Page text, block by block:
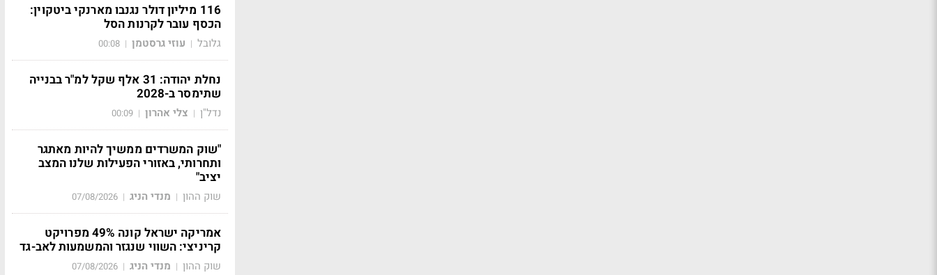
116 מיליון דולר נגנבו מארנקי ביטקוין:
הכסף עובר לקרנות הסל
גלובל | עוזי גרסטמן |
00:08
נחלת יהודה: 31 אלף שקל למ"ר בבנייה
שתימסר ב-2028
נדל"ן | צלי אהרון |
00:09
"שוק המשרדים ממשיך להיות מאתגר
ותחרותי, באזורי הפעילות שלנו המצב
יציב"
שוק ההון | מנדי הניג |
07/08/2026
אמריקה ישראל קונה 49% מפרויקט
קריניצי: השווי שנגזר והמשמעות לאב-גד
שוק ההון | מנדי הניג |
07/08/2026